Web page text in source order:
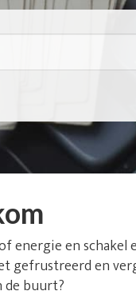
energie en
gefrustreerd en
de buurt?